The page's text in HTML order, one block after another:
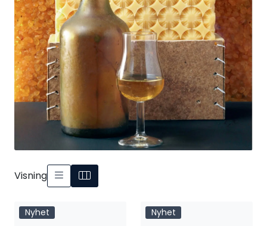
Visning
Nyhet Nyhet